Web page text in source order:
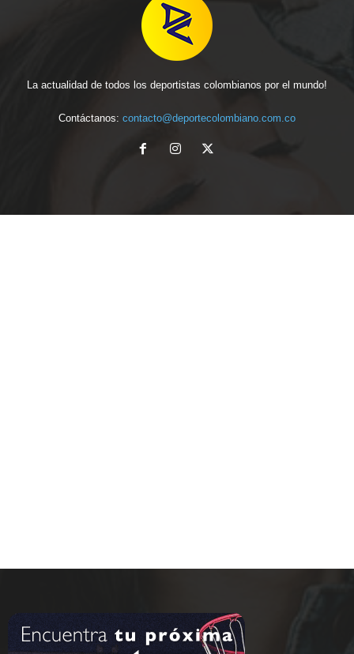
La actualidad de todos los deportistas colombianos por el mundo!
Contáctanos: contacto@deportecolombiano.com.co